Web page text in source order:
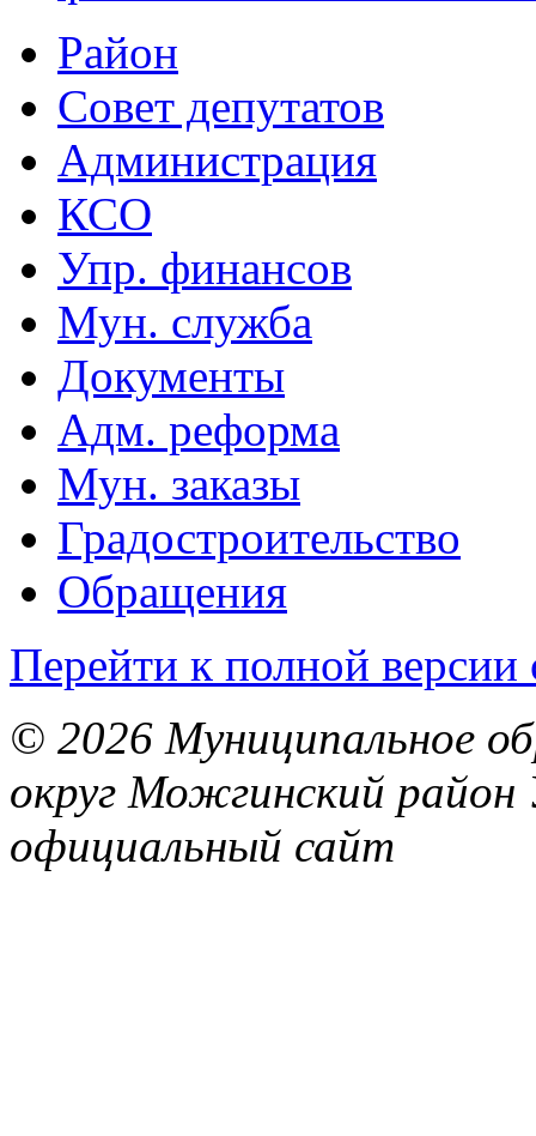
Район
Совет депутатов
Администрация
КСО
Упр. финансов
Мун. служба
Документы
Адм. реформа
Мун. заказы
Градостроительство
Обращения
Перейти к полной версии
© 2026 Муниципальное
округ Можгинский район
официальный сайт